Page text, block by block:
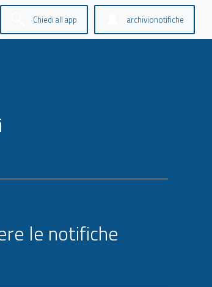
Chiedi all app archivionotifiche
le notifiche